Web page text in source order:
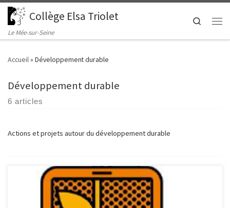
Passer au contenu
Collège Elsa Triolet
Le Mée-sur-Seine
Search
Accueil » Développement durable
Développement durable
6 articles
Actions et projets autour du développement durable